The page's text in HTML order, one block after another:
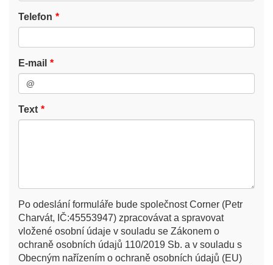
Telefon
E-mail
Text
Po odeslání formuláře bude společnost Corner (Petr
Charvát, IČ:45553947) zpracovávat a spravovat
vložené osobní údaje v souladu se Zákonem o
ochraně osobních údajů 110/2019 Sb. a v souladu s
Obecným nařízením o ochraně osobních údajů (EU)